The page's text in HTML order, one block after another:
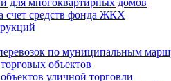
для многоквартирных домов
счет средств фонда ЖКХ
по муниципальным
объектов
уличной торговли